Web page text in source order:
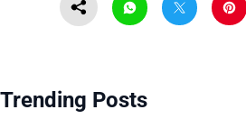
Trending Posts